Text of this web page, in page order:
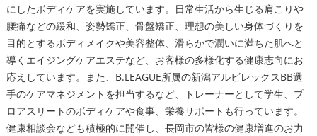
にしたボディケアを実施しています。日常生活から生じる肩こりや
腰痛などの緩和、姿勢矯正、骨盤矯正、理想の美しい身体づくりを
目的とするボディメイクや美容整体、滑らかで潤いに満ちた肌へと
導くエイジングケアエステなど、お客様の多様化する健康志向にお
応えしています。また、B.LEAGUE所属の新潟アルビレックスBB選
手のケアマネジメントを担当するなど、トレーナーとして学生、プ
ロアスリートのボディケアや食事、栄養サポートも行っています。
健康相談会なども積極的に開催し、長岡市の皆様の健康増進のお力